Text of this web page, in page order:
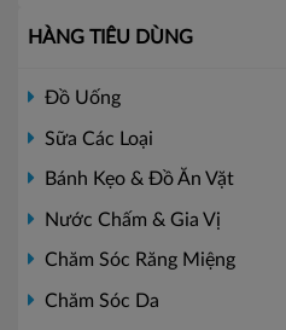
HÀNG TIÊU DÙNG
Đồ Uống
Sữa Các Loại
Bánh Kẹo & Đồ Ăn Vặt
Nước Chấm & Gia Vị
Chăm Sóc Răng Miệng
Chăm Sóc Da